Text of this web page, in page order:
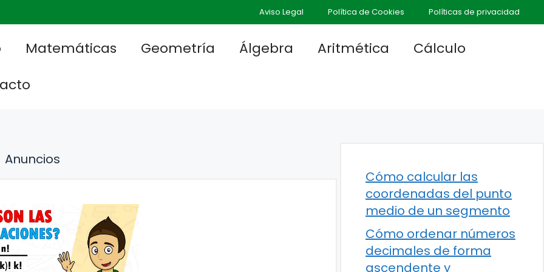
Aviso Legal Política de Cookies Políticas de privacidad
Matemáticas Geometría Álgebra Aritmética
Cálculo
Anuncios
Cómo calcular las
coordenadas del punto
medio de un segmento
Cómo ordenar números
decimales de forma
ascendente y